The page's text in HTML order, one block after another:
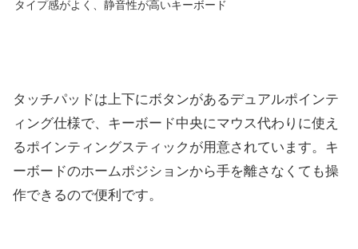
タイプ感がよく、静音性が高いキーボード
タッチパッドは上下にボタンがあるデュアルポインテ
ィング仕様で、キーボード中央にマウス代わりに使え
るポインティングスティックが用意されています。キ
ーボードのホームポジションから手を離さなくても操
作できるので便利です。